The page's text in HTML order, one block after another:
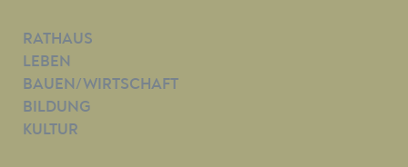
RATHAUS
LEBEN
BAUEN/WIRTSCHAFT
BILDUNG
KULTUR